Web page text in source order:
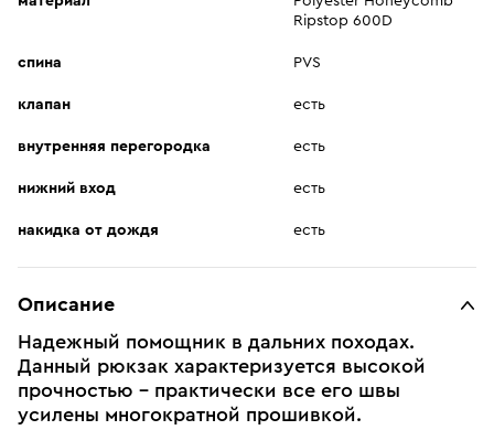
Ripstop 600D
спина PVS
клапан есть
внутренняя перегородка есть
нижний вход есть
накидка от дождя есть
Описание
Надежный помощник в дальних походах.
Данный рюкзак характеризуется высокой
прочностью - практически все его швы
усилены многократной прошивкой.